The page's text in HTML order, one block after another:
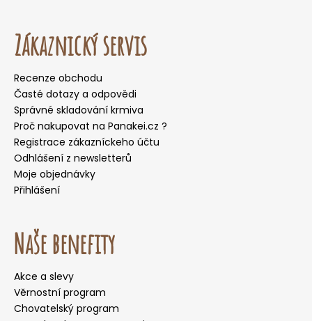
Zákaznický servis
Recenze obchodu
Časté dotazy a odpovědi
Správné skladování krmiva
Proč nakupovat na Panakei.cz ?
Registrace zákazníckeho účtu
Odhlášení z newsletterů
Moje objednávky
Přihlášení
Naše benefity
Akce a slevy
Věrnostní program
Chovatelský program